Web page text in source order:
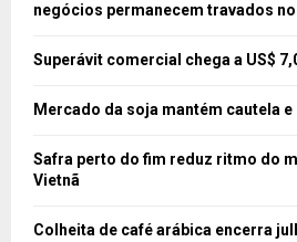
negócios permanecem travados no
Superávit comercial chega a US$
Mercado da soja mantém cautela
Safra perto do fim reduz ritmo do
Vietnã
Colheita de café arábica encerra